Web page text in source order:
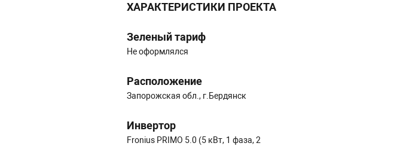
ХАРАКТЕРИСТИКИ ПРОЕКТА
Зеленый тариф
Не оформлялся
Расположение
Запорожская обл., г.Бердянск
Инвертор
Fronius PRIMO 5.0 (5 кВт, 1 фаза, 2